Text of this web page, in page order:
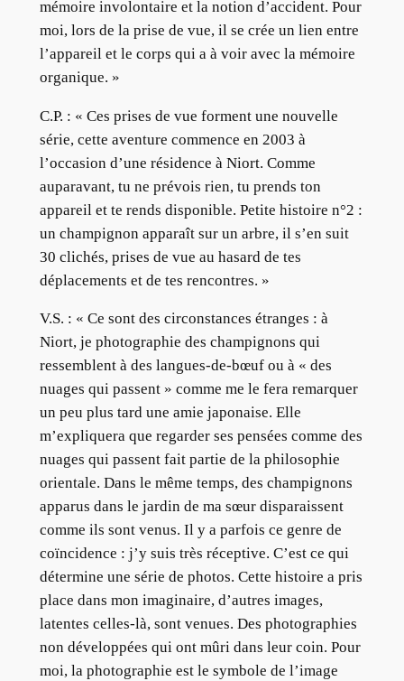
mémoire involontaire et la notion d’accident. Pour
moi, lors de la prise de vue, il se crée un lien entre
l’appareil et le corps qui a à voir avec la mémoire
organique. »
C.P. : « Ces prises de vue forment une nouvelle
série, cette aventure commence en 2003 à
l’occasion d’une résidence à Niort. Comme
auparavant, tu ne prévois rien, tu prends ton
appareil et te rends disponible. Petite histoire n°2 :
un champignon apparaît sur un arbre, il s’en suit
30 clichés, prises de vue au hasard de tes
déplacements et de tes rencontres. »
V.S. : « Ce sont des circonstances étranges : à
Niort, je photographie des champignons qui
ressemblent à des langues-de-bœuf ou à « des
nuages qui passent » comme me le fera remarquer
un peu plus tard une amie japonaise. Elle
m’expliquera que regarder ses pensées comme des
nuages qui passent fait partie de la philosophie
orientale. Dans le même temps, des champignons
apparus dans le jardin de ma sœur disparaissent
comme ils sont venus. Il y a parfois ce genre de
coïncidence : j’y suis très réceptive. C’est ce qui
détermine une série de photos. Cette histoire a pris
place dans mon imaginaire, d’autres images,
latentes celles-là, sont venues. Des photographies
non développées qui ont mûri dans leur coin. Pour
moi, la photographie est le symbole de l’image